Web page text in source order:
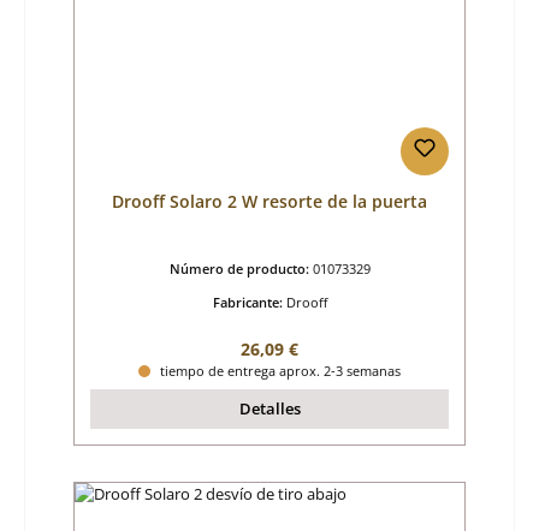
Drooff Solaro 2 W resorte de la puerta
Número de producto: 01073329
Fabricante: Drooff
Precio normal:
26,09 €
tiempo de entrega aprox. 2-3 semanas
Detalles